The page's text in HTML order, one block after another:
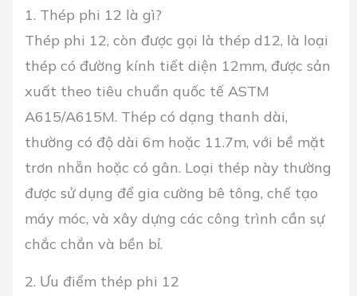
1. Thép phi 12 là gì?
Thép phi 12, còn được gọi là thép d12, là loại
thép có đường kính tiết diện 12mm, được sản
xuất theo tiêu chuẩn quốc tế ASTM
A615/A615M. Thép có dạng thanh dài,
thường có độ dài 6m hoặc 11.7m, với bề mặt
trơn nhẵn hoặc có gân. Loại thép này thường
được sử dụng để gia cường bê tông, chế tạo
máy móc, và xây dựng các công trình cần sự
chắc chắn và bền bỉ.
2. Ưu điểm thép phi 12